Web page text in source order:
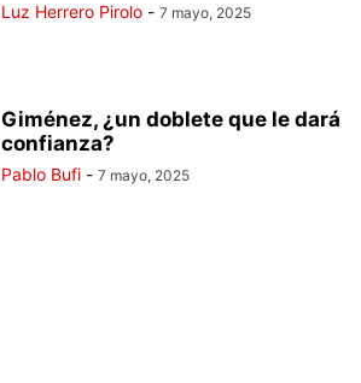
Luz Herrero Pirolo - 7 mayo, 2025
Giménez, ¿un doblete que le dará
confianza?
Pablo Bufi - 7 mayo, 2025